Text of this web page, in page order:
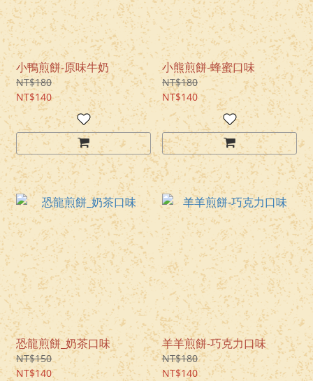
小鴨煎餅-原味牛奶
NT$180
NT$140
小熊煎餅-蜂蜜口味
NT$180
NT$140
恐龍煎餅_奶茶口味
NT$150
NT$140
羊羊煎餅-巧克力口味
NT$180
NT$140